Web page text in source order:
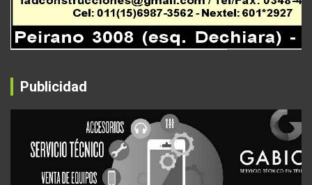
Publicidad